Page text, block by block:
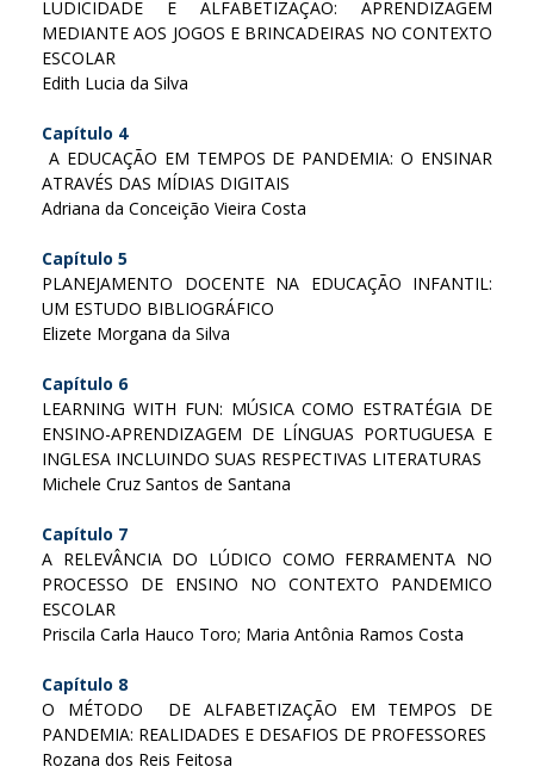
LUDICIDADE E ALFABETIZAÇÃO: APRENDIZAGEM
MEDIANTE AOS JOGOS E BRINCADEIRAS NO CONTEXTO
ESCOLAR
Edith Lucia da Silva
Capítulo 4
A EDUCAÇÃO EM TEMPOS DE PANDEMIA: O ENSINAR
ATRAVÉS DAS MÍDIAS DIGITAIS
Adriana da Conceição Vieira Costa
Capítulo 5
PLANEJAMENTO DOCENTE NA EDUCAÇÃO INFANTIL:
UM ESTUDO BIBLIOGRÁFICO
Elizete Morgana da Silva
Capítulo 6
LEARNING WITH FUN: MÚSICA COMO ESTRATÉGIA DE
ENSINO-APRENDIZAGEM DE LÍNGUAS PORTUGUESA E
INGLESA INCLUINDO SUAS RESPECTIVAS LITERATURAS
Michele Cruz Santos de Santana
Capítulo 7
A RELEVÂNCIA DO LÚDICO COMO FERRAMENTA NO
PROCESSO DE ENSINO NO CONTEXTO PANDEMICO
ESCOLAR
Priscila Carla Hauco Toro; Maria Antônia Ramos Costa
Capítulo 8
O MÉTODO DE ALFABETIZAÇÃO EM TEMPOS DE
PANDEMIA: REALIDADES E DESAFIOS DE PROFESSORES
Rozana dos Reis Feitosa